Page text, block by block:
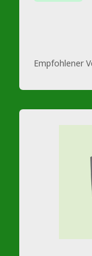
Empfohlener